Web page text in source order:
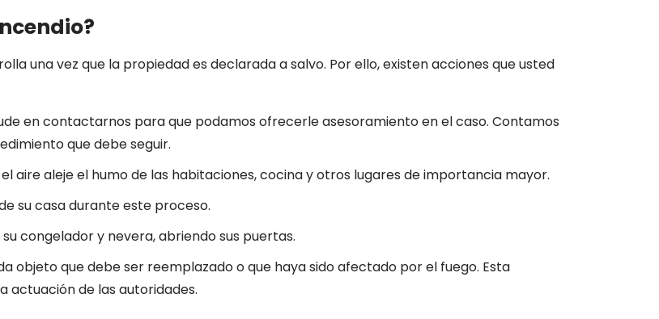
una vez que la propiedad es declarada a salvo. Por ello, existen acciones que usted
en contactarnos para que podamos ofrecerle asesoramiento en el caso. Contamos
que debe seguir.
aire aleje el humo de las habitaciones, cocina y otros lugares de importancia mayor.
su casa durante este proceso.
congelador y nevera, abriendo sus puertas.
objeto que debe ser reemplazado o que haya sido afectado por el fuego. Esta
actuación de las autoridades.